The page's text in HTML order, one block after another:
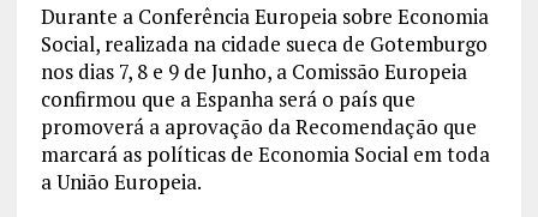
Durante a Conferência Europeia sobre Economia
Social, realizada na cidade sueca de Gotemburgo
nos dias 7, 8 e 9 de Junho, a Comissão Europeia
confirmou que a Espanha será o país que
promoverá a aprovação da Recomendação que
marcará as políticas de Economia Social em toda
a União Europeia.